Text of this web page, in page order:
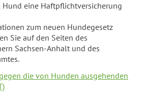
Hund eine Haftpflichtversicherung
zum neuen Hundegesetz
Sie auf den Seiten des
Sachsen-Anhalt und des
die von Hunden ausgehenden